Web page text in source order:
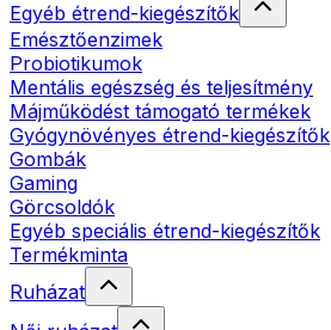
Egyéb étrend-kiegészítők
Emésztőenzimek
Probiotikumok
Mentális egészség és teljesítmény
Májműködést támogató termékek
Gyógynövényes étrend-kiegészítők
Gombák
Gaming
Görcsoldók
Egyéb speciális étrend-kiegészítők
Termékminta
Ruházat